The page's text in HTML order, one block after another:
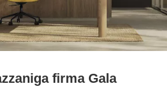
firma Gala